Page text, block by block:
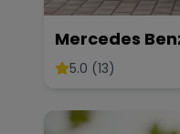
Mercedes
5.0 (13)